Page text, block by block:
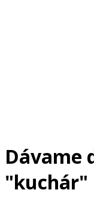
Dávame
"kuchár"